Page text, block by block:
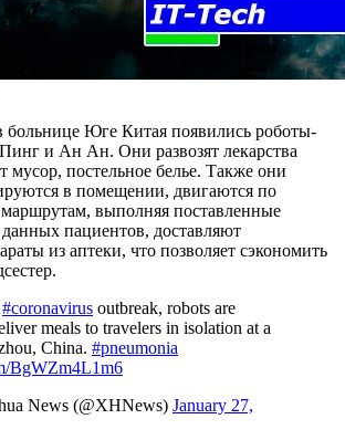
больнице Юге Китая появились роботы-
и Ан Ан. Они развозят лекарства
мусор, постельное белье. Также они
в помещении, двигаются по
выполняя поставленные
данных пациентов, доставляют
из аптеки, что позволяет сэкономить
#coronavirus outbreak, robots are
meals to travelers in isolation at a
China. #pneumonia
BgWZm4L1m6
News (@XHNews) January 27,